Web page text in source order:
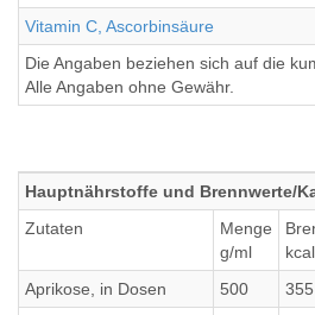
Vitamin C, Ascorbinsäure
Die Angaben beziehen sich auf die
Alle Angaben ohne Gewähr.
Hauptnährstoffe und Brennwerte/
Zutaten
Menge
g/ml
kcal
Aprikose, in Dosen
500 355